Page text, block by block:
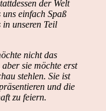
der Welt
einfach Spaß
unseren Teil
nicht das
sie möchte erst
stehlen. Sie ist
und die
zu feiern.